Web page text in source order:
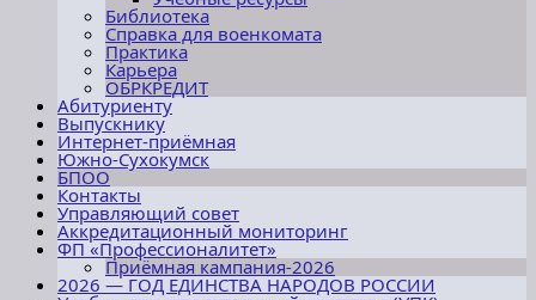
Библиотека
Справка для военкомата
Практика
Карьера
ОБРКРЕДИТ
Абитуриенту
Выпускнику
Интернет-приёмная
Южно-Сухокумск
БПОО
Контакты
Управляющий совет
Аккредитационный мониторинг
ФП «Профессионалитет»
Приёмная кампания-2026
2026 — ГОД ЕДИНСТВА НАРОДОВ РОССИИ